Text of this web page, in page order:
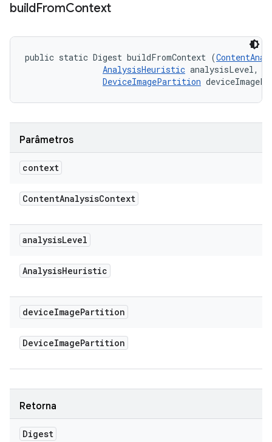
buildFromContext
public static Digest buildFromContext (
AnalysisHeuristic analysisLevel,
DeviceImagePartition
Parâmetros
context
ContentAnalysisContext
analysisLevel
AnalysisHeuristic
deviceImagePartition
DeviceImagePartition
Retorna
Digest